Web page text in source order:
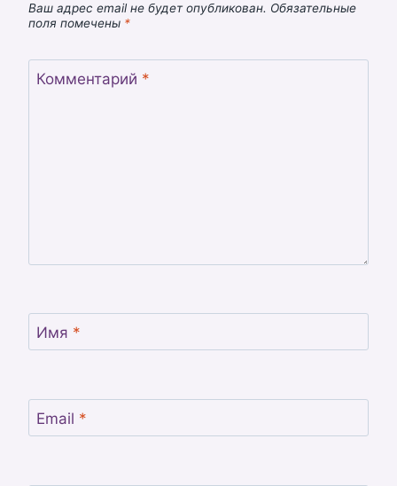
Ваш адрес email не будет опубликован. Обязательные
поля помечены *
Комментарий *
Имя *
Email *